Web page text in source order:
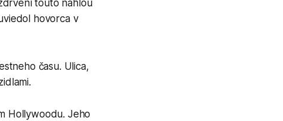
touto náhlou
hovorca v
času. Ulica,
Hollywoodu. Jeho